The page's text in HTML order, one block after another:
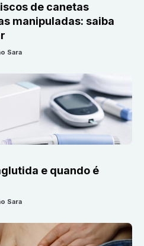
de canetas
manipuladas: saiba
Sara
e quando é
Sara